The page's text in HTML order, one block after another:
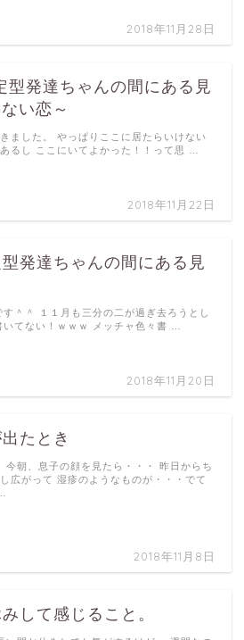
2018年11月28日
型発達ちゃんの間にある見
い恋～
2018年11月22日
ました。 やっぱりここに居たらいけない
るし ここにいてよかった！！って思 …
発達ちゃんの間にある見
2018年11月20日
＾＾ １１月も三分の二が過ぎ去ろうとし
てない！ｗｗｗ メッチャ色々書 …
たとき
2018年11月8日
今朝、息子の顔を見たら・・・ 昨日からち
広がって 湿疹のようなものが・・・でて
して感じること。